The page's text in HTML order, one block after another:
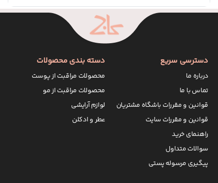
دسترسی سریع
درباره ما
تماس با ما
قوانین و مقررات باشگاه مشتریان
قوانین و مقررات سایت
راهنمای خرید
سوالات متداول
پیگیری مرسوله پستی
دسته بندی محصولات
محصولات مراقبت از پوست
محصولات مراقبت از مو
لوازم آرایشی
عطر و ادکلن